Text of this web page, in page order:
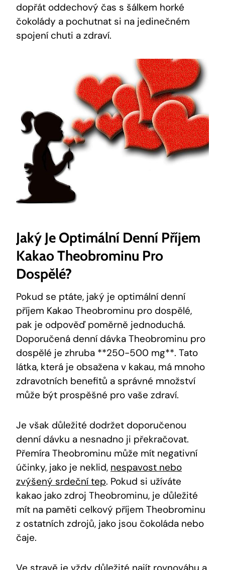
dopřát oddechový čas s šálkem horké
čokolády a pochutnat si na jedinečném⁤
spojení chuti a zdraví.
Jaký Je Optimální‍ Denní Příjem
Kakao Theobrominu⁤ Pro
Dospělé?
Pokud se ptáte, jaký ‌je ​optimální denní
příjem Kakao Theobrominu pro dospělé,
pak je odpověď poměrně jednoduchá.
Doporučená denní dávka Theobrominu pro
dospělé je zhruba **250-500 mg**. Tato
látka, která je obsažena v kakau, má mnoho
zdravotních benefitů a správné ⁢množství​
může být ‌prospěšné pro vaše zdraví.
Je však důležité dodržet doporučenou
denní dávku a nesnadno ji překračovat.
Přemíra Theobrominu může ⁤mít negativní
účinky, jako je neklid, nespavost nebo
zvýšený srdeční tep. Pokud si užíváte
kakao jako zdroj Theobrominu, je důležité
mít na paměti celkový příjem Theobrominu
z ostatních zdrojů, jako ⁢jsou čokoláda nebo
čaje.